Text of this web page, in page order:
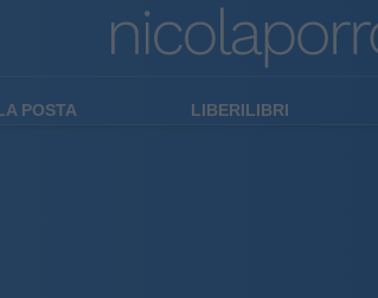
POSTA LIBERILIBRI